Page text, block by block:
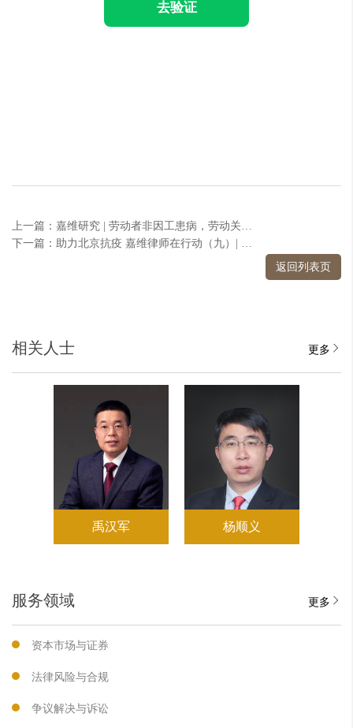
去验证
上一篇：嘉维研究 | 劳动者非因工患病，劳动关系如何处置
下一篇：助力北京抗疫 嘉维律师在行动（九）| 关于疫情防控期间员工工资调整的法律分析及建议
返回列表页
相关人士 更多
禹汉军 杨顺义
服务领域 更多
资本市场与证券
法律风险与合规
争议解决与诉讼